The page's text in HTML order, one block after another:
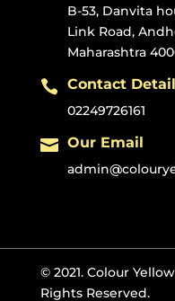
B-53, Danvita
Link Road,
Maharashtra
 Contact
02249726161
 Our Email
© 2021. Colour
Rights Reserved.